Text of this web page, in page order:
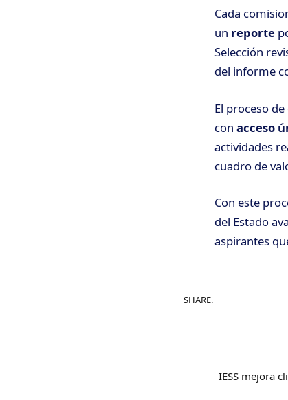
Cada
un reporte
Selección
del informe
El proceso
con acceso
actividades
cuadro de
Con este
del Estado
aspirantes
SHARE.
IESS mejora